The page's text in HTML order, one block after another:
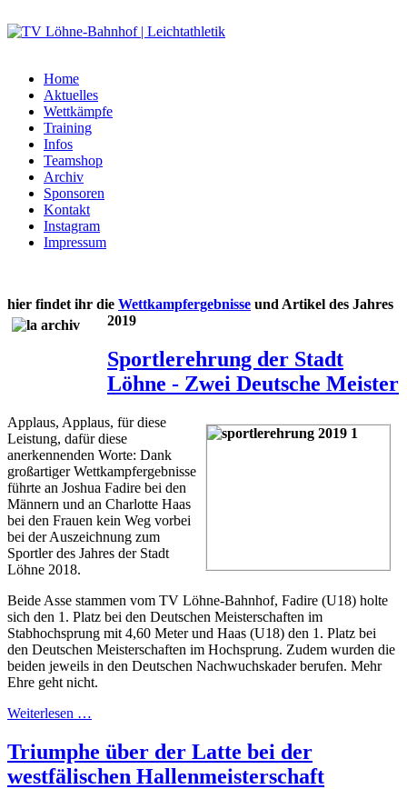
Home
Aktuelles
Wettkämpfe
Training
Infos
Teamshop
Archiv
Sponsoren
Kontakt
Instagram
Impressum
hier findet ihr die Wettkampfergebnisse und Artikel des Jahres
2019
Sportlerehrung der Stadt
Löhne - Zwei Deutsche Meister
Applaus, Applaus, für diese
Leistung, dafür diese
anerkennenden Worte: Dank
großartiger Wettkampfergebnisse
führte an Joshua Fadire bei den
Männern und an Charlotte Haas
bei den Frauen kein Weg vorbei
bei der Auszeichnung zum
Sportler des Jahres der Stadt
Löhne 2018.
Beide Asse stammen vom TV Löhne-Bahnhof, Fadire (U18) holte
sich den 1. Platz bei den Deutschen Meisterschaften im
Stabhochsprung mit 4,60 Meter und Haas (U18) den 1. Platz bei
den Deutschen Meisterschaften im Hochsprung. Zudem wurden die
beiden jeweils in den Deutschen Nachwuchskader berufen. Mehr
Ehre geht nicht.
Weiterlesen …
Triumphe über der Latte bei der
westfälischen Hallenmeisterschaft